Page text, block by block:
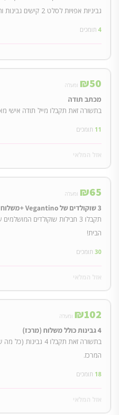
גביניות אפויות לסלט 2 קישים גבינות והכל במטבח הפרטי שלכם!
4 תומכים
₪50 ומעלה
מכתב תודה
בתשורה זאת תקבלו מייל תודה אישי
11 תומכים
₪65 ומעלה
3 שוקולדים של Vegantino +משלוח
הבית!
30 תומכים
₪102 ומעלה
4 גבינות כולל משלוח (מרכז)
בתשורה זאת תקבלו 4
המרכז.
18 תומכים